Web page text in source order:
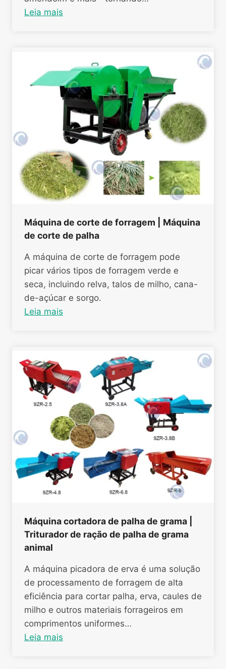
Leia mais
Máquina de corte de forragem | Máquina
de corte de palha
A máquina de corte de forragem pode
picar vários tipos de forragem verde e
seca, incluindo relva, talos de milho, cana-
de-açúcar e sorgo.
Leia mais
Máquina cortadora de palha de grama |
Triturador de ração de palha de grama
animal
A máquina picadora de erva é uma solução
de processamento de forragem de alta
eficiência para cortar palha, erva, caules de
milho e outros materiais forrageiros em
comprimentos uniformes…
Leia mais